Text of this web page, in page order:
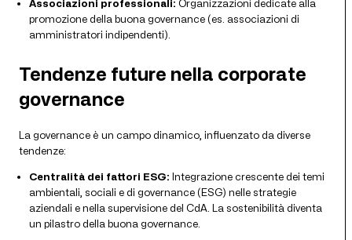
Associazioni professionali: Organizzazioni dedicate alla
promozione della buona governance (es. associazioni di
amministratori indipendenti).
Tendenze future nella corporate
governance
La governance è un campo dinamico, influenzato da diverse
tendenze:
Centralità dei fattori ESG: Integrazione crescente dei temi
ambientali, sociali e di governance (ESG) nelle strategie
aziendali e nella supervisione del CdA. La sostenibilità diventa
un pilastro della buona governance.